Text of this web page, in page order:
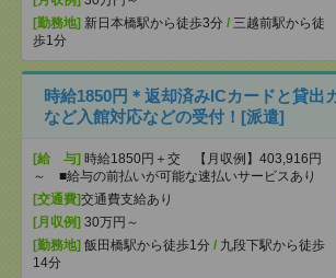
[勤務地] 新日本橋駅から徒歩3分 / 三越前駅から徒
歩1分
時給1850円＊返却済みICカードと貸出
など入館対応などの受付！[派遣]
[給 与] 時給1850円＋交 【月収例】403,916円
～ ■給与の前払いが可能な速払いサービスあり
[交通費]交通費支給あり
[月収例] 30万円～
[勤務地] 飯田橋駅から徒歩1分 / 九段下駅から徒歩
14分